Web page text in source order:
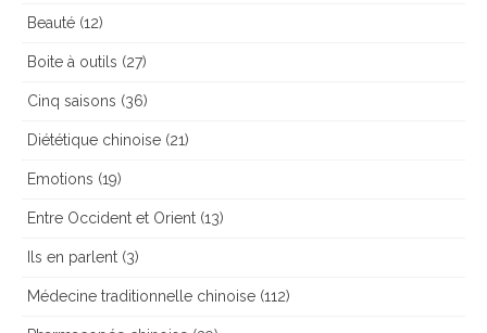
Beauté (12)
Boite à outils (27)
Cinq saisons (36)
Diététique chinoise (21)
Emotions (19)
Entre Occident et Orient (13)
Ils en parlent (3)
Médecine traditionnelle chinoise (112)